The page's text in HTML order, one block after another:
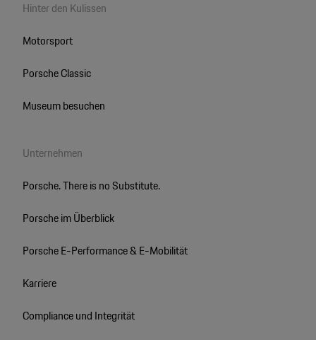
Hinter den Kulissen
Motorsport
Porsche Classic
Museum besuchen
Unternehmen
Porsche. There is no Substitute.
Porsche im Überblick
Porsche E-Performance & E-Mobilität
Karriere
Compliance und Integrität